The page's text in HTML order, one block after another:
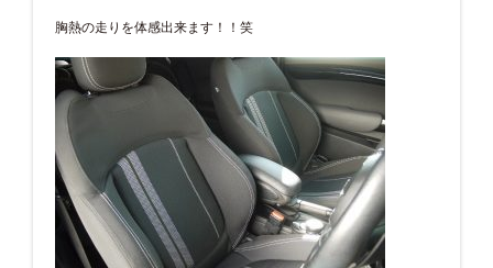
胸熱の走りを体感出来ます！！笑